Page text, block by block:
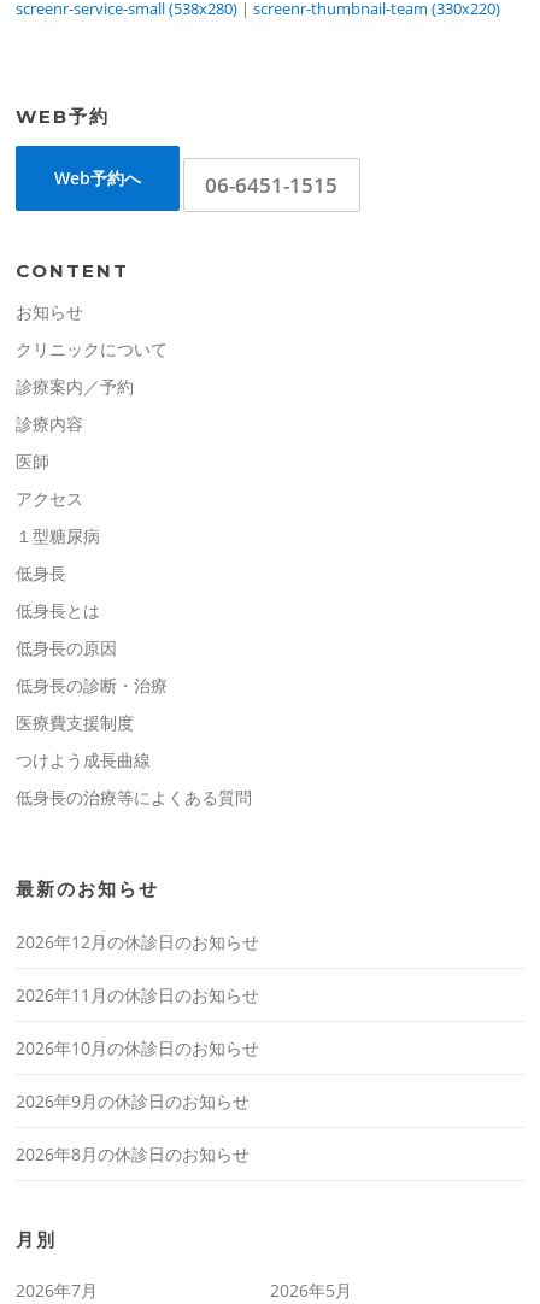
screenr-service-small (538x280) |screenr-thumbnail-team (330x220)
WEB予約
Web予約へ 06-6451-1515
CONTENT
お知らせ
クリニックについて
診療案内／予約
診療内容
医師
アクセス
１型糖尿病
低身長
低身長とは
低身長の原因
低身長の診断・治療
医療費支援制度
つけよう成長曲線
低身長の治療等によくある質問
最新のお知らせ
2026年12月の休診日のお知らせ
2026年11月の休診日のお知らせ
2026年10月の休診日のお知らせ
2026年9月の休診日のお知らせ
2026年8月の休診日のお知らせ
月別
2026年7月 2026年5月